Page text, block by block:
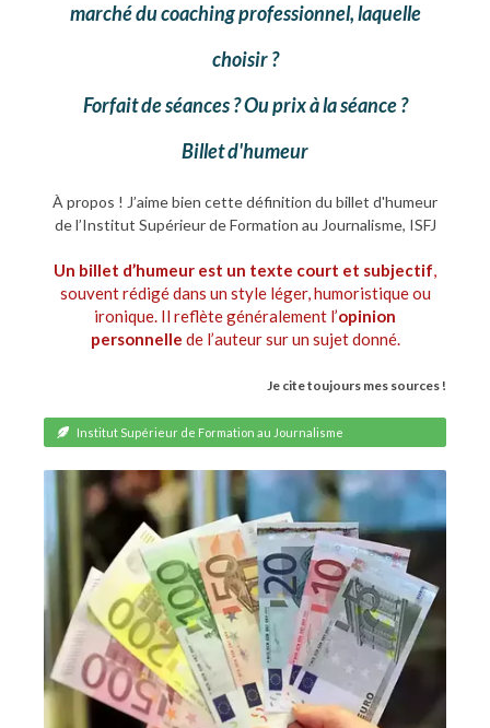
marché du coaching professionnel, laquelle
choisir ?
Forfait de séances ? Ou prix à la séance ?
Billet d'humeur
À propos ! J’aime bien cette définition du billet d'humeur
de l’Institut Supérieur de Formation au Journalisme, ISFJ
Un billet d’humeur est un texte court et subjectif,
souvent rédigé dans un style léger, humoristique ou
ironique. Il reflète généralement l’opinion
personnelle de l’auteur sur un sujet donné.
Je cite toujours mes sources !
Institut Supérieur de Formation au Journalisme